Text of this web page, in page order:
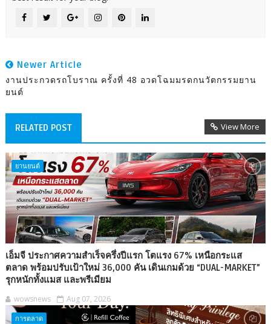
Newer Article
งานประกวดรถโบราณ ครั้งที่ 48 อวดโฉมมรดกนวัตกรรมยาน
ยนต์
RELATED POST View More
ยานยนต์
เอ็มจี ประกาศความสำเร็จครึ่งปีแรก โตแรง 67% เหนือกระแส
ตลาด พร้อมปรับเป้าใหม่ 36,000 คัน เดินเกมด้วย “DUAL-MARKET”
รุกหนักทั้งแมส และพรีเมียม
wowsnews Aug 07, 2026
การตลาด